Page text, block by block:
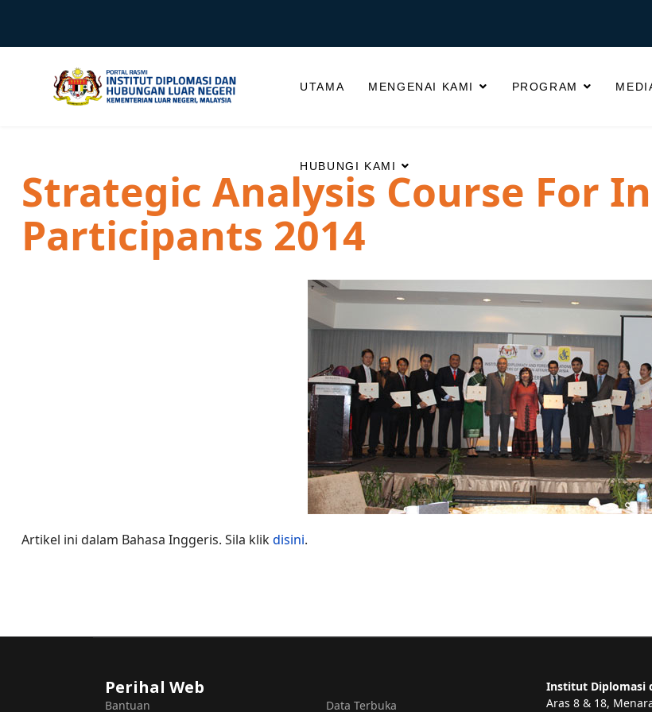
UTAMA MENGENAI KAMI PROGRAM
HUBUNGI KAMI
Strategic Analysis Course For
Participants 2014
Artikel ini dalam Bahasa Inggeris. Sila klikdisini.
Perihal Web
Bantuan Data Terbuka
Institut Diplomasi
Aras 8 & 18,